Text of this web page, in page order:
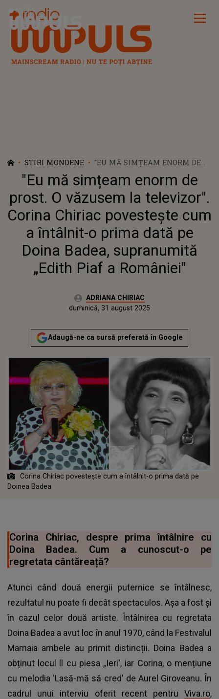
Radio Impuls
STIRI MONDENE
"EU MĂ SIMȚEAM ENORM DE
TELEVIZOR". CORINA CHIRIAC
POVESTEȘTE CUM A ÎNTÂLNIT-O
PRIMA DATĂ PE DOINA BADEA,
SUPRANUMITĂ „EDITH PIAF A
ROMÂNIEI"
"Eu mă simțeam enorm de
prost. O văzusem la televizor".
Corina Chiriac povestește cum
a întâlnit-o prima dată pe
Doina Badea, supranumită
„Edith Piaf a României"
Autor:ADRIANA CHIRIAC
duminică, 31 august 2025
Actualizat:
duminică, 31 august 2025
Adaugă-ne ca sursă preferată în Google
Corina Chiriac povestește cum a întâlnit-o prima dată pe
Doinea Badea
Corina Chiriac, despre prima întâlnire cu
Doina Badea. Cum a cunoscut-o pe
regretata cântăreață?
Atunci când două energii puternice se întâlnesc,
rezultatul nu poate fi decât spectaculos. Așa a fost și
în cazul celor două artiste. Întâlnirea cu regretata
Doina Badea a avut loc în anul 1970, când la Festivalul
Mamaia ambele au primit distincții. Doina Badea a
obținut locul ll cu piesa „Ieri', iar Corina, o mențiune
cu melodia 'Lasă-mă să cred' de Aurel Giroveanu. În
cadrul unui interviu oferit recent pentru Viva.ro,